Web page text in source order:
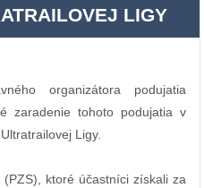
LIGY
organizátora podujatia
zaradenie tohoto podujatia v
Ligy.
(PZS), ktoré účastníci získali za